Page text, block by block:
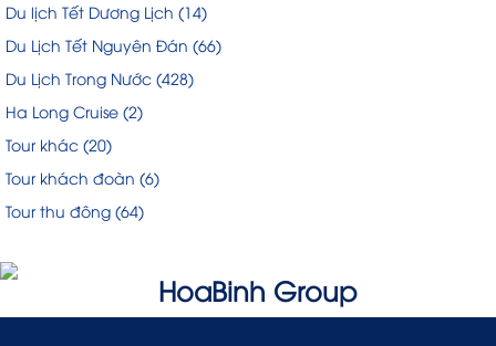
Du lịch Tết Dương Lịch (14)
Du Lịch Tết Nguyên Đán (66)
Du Lịch Trong Nước (428)
Ha Long Cruise (2)
Tour khác (20)
Tour khách đoàn (6)
Tour thu đông (64)